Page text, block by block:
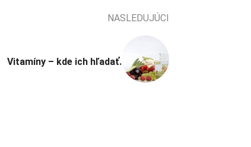
NASLEDUJÚCI
Vitamíny – kde ich hľadať.